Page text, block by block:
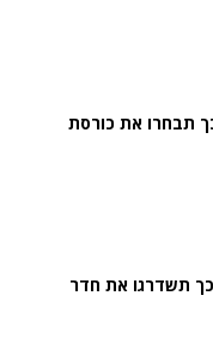
תבחרו את כורסת
תשדרגו את חדר